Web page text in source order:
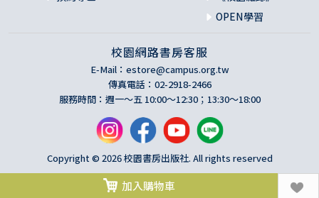
OPEN學習
校園網路書房客服
E-Mail： estore@campus.org.tw
傳真電話：02-2918-2466
服務時間：週一～五 10:00～12:30；13:30～18:00
Copyright © 2026 校園書房出版社. All rights reserved
加入購物車